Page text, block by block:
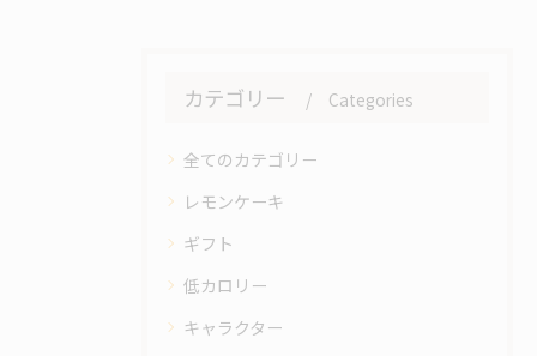
カテゴリー Categories
全てのカテゴリー
レモンケーキ
ギフト
低カロリー
キャラクター